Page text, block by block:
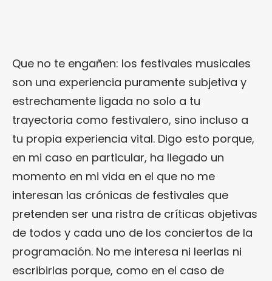
Que no te engañen: los festivales musicales
son una experiencia puramente subjetiva y
estrechamente ligada no solo a tu
trayectoria como festivalero, sino incluso a
tu propia experiencia vital. Digo esto porque,
en mi caso en particular, ha llegado un
momento en mi vida en el que no me
interesan las crónicas de festivales que
pretenden ser una ristra de críticas objetivas
de todos y cada uno de los conciertos de la
programación. No me interesa ni leerlas ni
escribirlas porque, como en el caso de